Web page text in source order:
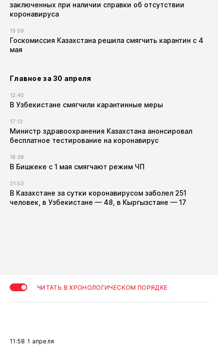
заключенных при наличии справки об отсутствии
коронавируса
19:59
Госкомиссия Казахстана решила смягчить карантин с 4
мая
Главное за 30 апреля
12:40
В Узбекистане смягчили карантинные меры
17:13
Министр здравоохранения Казахстана анонсировал
бесплатное тестирование на коронавирус
18:38
В Бишкеке с 1 мая смягчают режим ЧП
21:53
В Казахстане за сутки коронавирусом заболел 251
человек, в Узбекистане — 48, в Кыргызстане — 17
ЧИТАТЬ В ХРОНОЛОГИЧЕСКОМ ПОРЯДКЕ
11:58 1 апреля